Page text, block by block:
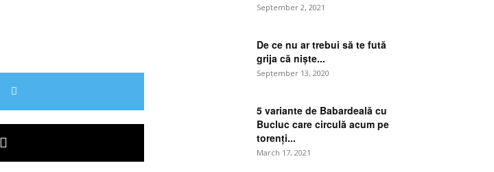
September 2, 2021
De ce nu ar trebui să te fută
grija că niște...
September 13, 2020
5 variante de Babardeală cu
Bucluc care circulă acum pe
torenți...
March 17, 2021